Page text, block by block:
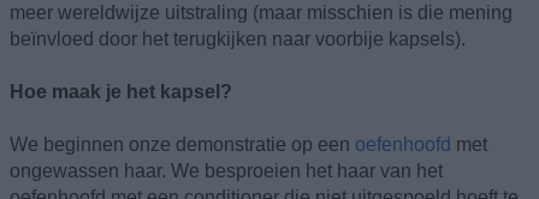
meer wereldwijze uitstraling (maar misschien is die mening
beïnvloed door het terugkijken naar voorbije kapsels).
Hoe maak je het kapsel?
We beginnen onze demonstratie op een oefenhoofd met
ongewassen haar. We besproeien het haar van het